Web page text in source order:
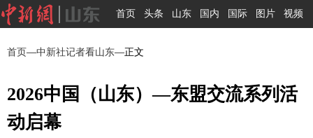
首页 头条 山东 国内 国际 图片 视频
首页—中新社记者看山东—正文
2026中国（山东）—东盟交流系列活
动启幕